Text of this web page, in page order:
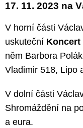
17. 11. 2023 na
V horní části
uskuteční
něm Barbora
Vladimir 518, Lipo
V dolní části
Shromáždění na
a eura.